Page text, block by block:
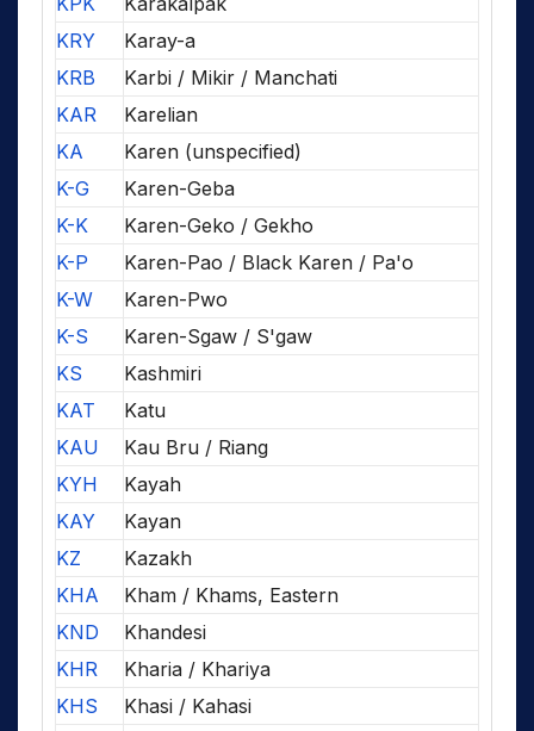
KRY
Karay-a
KRB
Karbi / Mikir / Manchati
KAR
Karelian
KA
Karen (unspecified)
K-G
Karen-Geba
K-K
Karen-Geko / Gekho
K-P
Karen-Pao / Black Karen / Pa'o
K-W
Karen-Pwo
K-S
Karen-Sgaw / S'gaw
KS
Kashmiri
KAT
Katu
KAU
Kau Bru / Riang
KYH
Kayah
KAY
Kayan
KZ
Kazakh
KHA
Kham / Khams, Eastern
KND
Khandesi
KHR
Kharia / Khariya
KHS
Khasi / Kahasi